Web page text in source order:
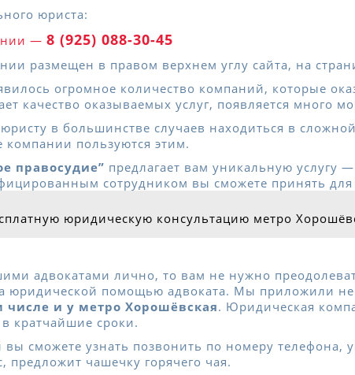
юриста:
— 8 (925) 088-30-45
размещен в правом верхнем углу сайта, на
огромное количество компаний, которые
качество оказываемых услуг, появляется много
в большинстве случаев находиться в
пользуются этим.
правосудие” предлагает вам уникальную услугу
сотрудником вы сможете принять
юридическую консультацию метро
адвокатами лично, то вам не нужно
юридической помощью адвоката. Мы приложили
и у метро Хорошёвская. Юридическая
кратчайшие сроки.
сможете узнать позвонить по номеру телефона,
предложит чашечку горячего чая.